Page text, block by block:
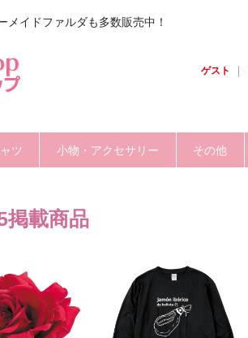
イドファルダも多数販売中！
ゲスト
ツ 小物・アクセサリー その他
掲載商品